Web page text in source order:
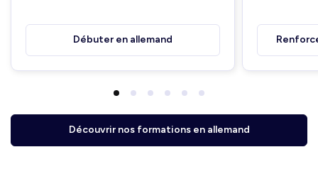
Débuter en allemand
Découvrir nos formations en allemand